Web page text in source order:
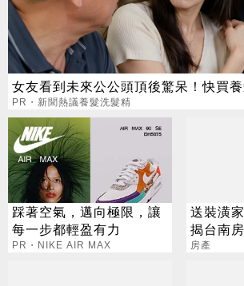
女友看到未來公公頭頂後驚呆！快買
PR・新聞熱議養髮洗髮精
踩著空氣，邁向極限，讓
每一步都輕盈有力
PR・NIKE AIR MAX
送裝潢
揭台南
草」：
房產